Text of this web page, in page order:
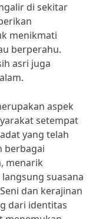
di sekitar
menikmati
berperahu.
asri juga
aspek
setempat
yang telah
berbagai
menarik
suasana
dan kerajinan
dari identitas